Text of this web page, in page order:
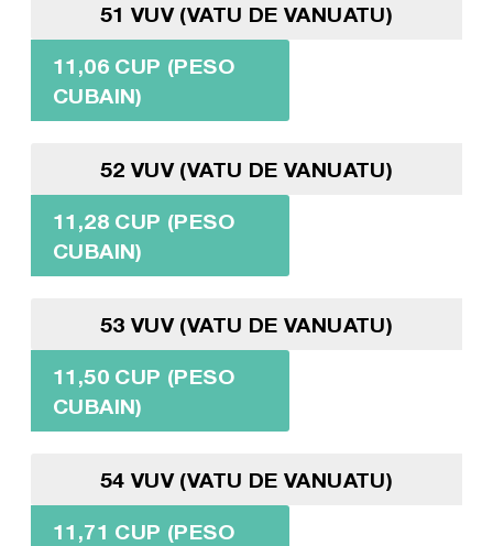
51 VUV (VATU DE VANUATU)
11,06 CUP (PESO
CUBAIN)
52 VUV (VATU DE VANUATU)
11,28 CUP (PESO
CUBAIN)
53 VUV (VATU DE VANUATU)
11,50 CUP (PESO
CUBAIN)
54 VUV (VATU DE VANUATU)
11,71 CUP (PESO